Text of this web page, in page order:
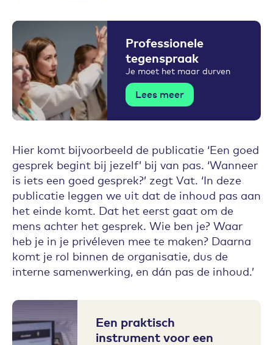
Professionele
tegenspraak
Je moet het maar durven
Lees meer
Hier komt bijvoorbeeld de publicatie ‘Een goed
gesprek begint bij jezelf’ bij van pas. ‘Wanneer
is iets een goed gesprek?’ zegt Vat. ‘In deze
publicatie leggen we uit dat de inhoud pas aan
het einde komt. Dat het eerst gaat om de
mens achter het gesprek. Wie ben je? Waar
heb je in je privéleven mee te maken? Daarna
komt je rol binnen de organisatie, dus de
interne samenwerking, en dán pas de inhoud.’
Een praktisch
instrument voor een